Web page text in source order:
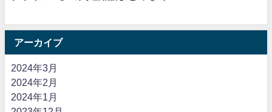
アーカイブ
2024年3月
2024年2月
2024年1月